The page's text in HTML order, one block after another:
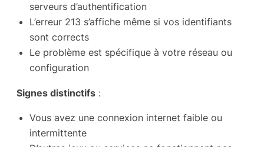
serveurs d’authentification
L’erreur 213 s’affiche même si vos identifiants
sont corrects
Le problème est spécifique à votre réseau ou
configuration
Signes distinctifs :
Vous avez une connexion internet faible ou
intermittente